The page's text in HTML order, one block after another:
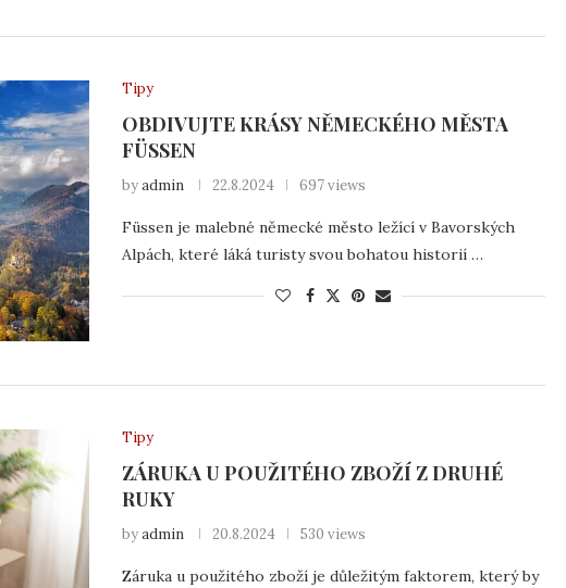
Tipy
OBDIVUJTE KRÁSY NĚMECKÉHO MĚSTA
FÜSSEN
byadmin 22.8.2024 697 views
Füssen je malebné německé město ležící v Bavorských
Alpách, které láká turisty svou bohatou historií …
Tipy
ZÁRUKA U POUŽITÉHO ZBOŽÍ Z DRUHÉ
RUKY
byadmin 20.8.2024 530 views
Záruka u použitého zboží je důležitým faktorem, který by